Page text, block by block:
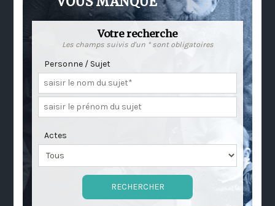
Votre recherche
Les champs suivis d'un * sont obligatoires
Personne / Sujet
Actes